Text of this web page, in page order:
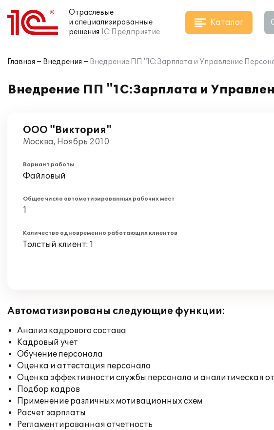
Отраслевые
и специализированные
решения 1С:Предприятие
Каталог
Главная Внедрения Внедрение ПП "1С:Зарплата и Управление
Внедрение ПП "1С:Зарплата и
ООО "Виктория"
Москва, Ноябрь 2010
Вариант работы
Файловый
Общее число автоматизированных рабочих мест
1
Количество одновременно работающих клиентов
Толстый клиент: 1
Автоматизированы следующие функции:
Анализ кадрового состава
Кадровый учет
Обучение персонала
Оценка и аттестация персонала
Оценка эффективности службы персонала и аналитическая
Подбор кадров
Применение различных мотивационных схем
Расчет зарплаты
Регламентированная отчетность